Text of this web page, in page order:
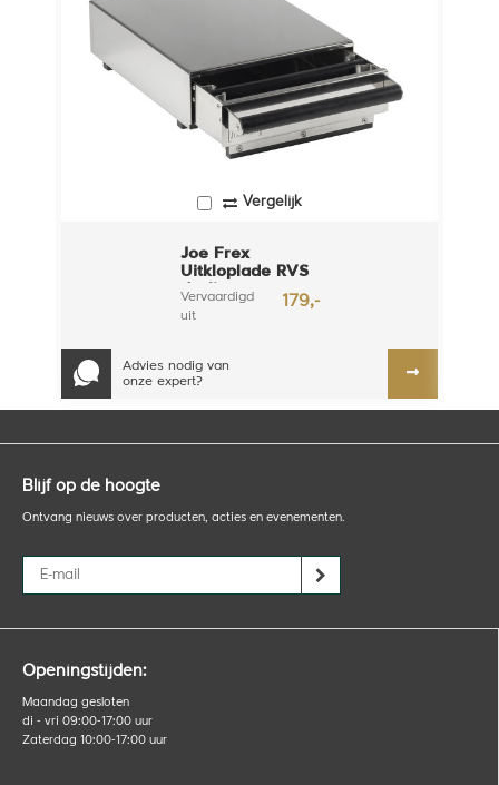
Vergelijk
Joe Frex
Uitkloplade RVS
dxslim
Vervaardigd
uit
juiste dikte
grote
een gewicht
179,-
Advies nodig van
onze expert?
Openingstijden:
Maandag gesloten
di - vri 09:00-17:00 uur
Zaterdag 10:00-17:00 uur
Blijf op de hoogte
Ontvang nieuws over producten, acties en evenementen.